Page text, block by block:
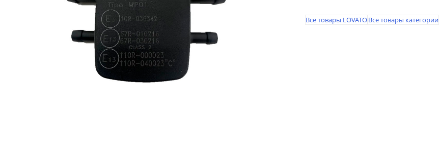
Все товары LOVATOВсе товары категории